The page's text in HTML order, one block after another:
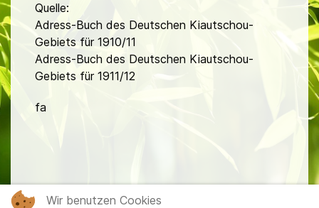
Quelle:
Adress-Buch des Deutschen Kiautschou-
Gebiets für 1910/11
Adress-Buch des Deutschen Kiautschou-
Gebiets für 1911/12
fa
Wir benutzen Cookies